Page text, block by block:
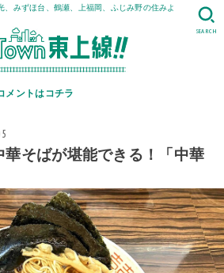
、みずほ台、鶴瀬、上福岡、ふじみ野の住みよ
メントはコチラ
SEARCH
華そばが堪能できる！「中華